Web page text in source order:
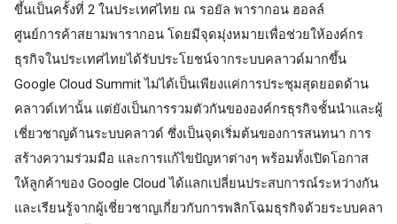
ขึ้นเป็นครั้งที่ 2 ในประเทศไทย ณ รอยัล พารากอน ฮอลล์
ศูนย์การค้าสยามพารากอน โดยมีจุดมุ่งหมายเพื่อช่วยให้องค์กร
Google Cloud Summit ไม่ได้เป็นเพียงแค่การประชุมสุดยอดด้าน
คลาวด์เท่านั้น แต่ยังเป็นการรวมตัวกันขององค์กรธุรกิจชั้นนำและผู้
เชี่ยวชาญด้านระบบคลาวด์ ซึ่งเป็นจุดเริ่มต้นของการสนทนา การ
สร้างความร่วมมือ และการแก้ไขปัญหาต่างๆ พร้อมทั้งเปิดโอกาส
ให้ลูกค้าของ Google Cloud ได้แลกเปลี่ยนประสบการณ์ระหว่างกัน
และเรียนรู้จากผู้เชี่ยวชาญเกี่ยวกับการพลิกโฉมธุรกิจด้วยระบบคลา